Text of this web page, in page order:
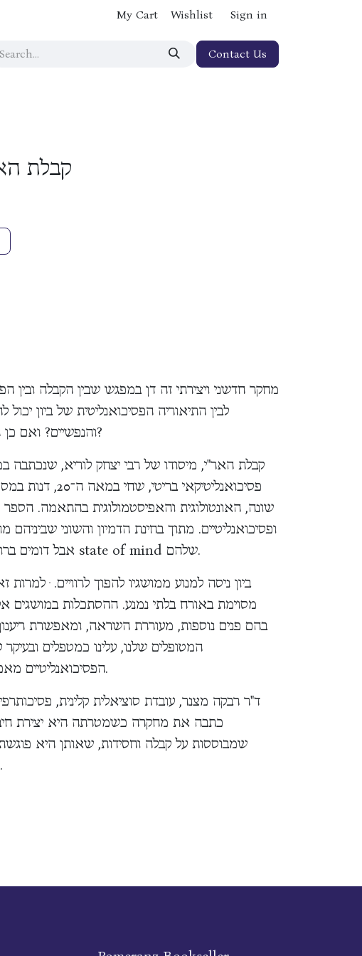
My Cart Wishlist Sign in
Contact Us
קבלת
מחקר חדשני ויצירתי זה דן במפגש שבין הקבלה ובין
לבין התיאוריה הפסיכואנליטית של ביון
והנפשיים? ואם כן האם יש לכך השלכות קליניות ויום־יומיות?
פסיכואנליטיקאי
שונה, האונטולוגית והאפיסטמולוגית בהתאמה.
ופסיכואנליטיים. מתוך בחינת הדמיון והשוני
אבל דומים ברוח הדברים או במונחים פסיכואנליטיים ב־ state of mind שלהם.
ביון ניסה למנוע ממושגיו להפוך לרוויים.
מסוימת באורח בלתי נמנע. ההסתכלות
בהם פנים נוספות, מעוררת השראה, ומאפשרת
המטופלים שלנו, עלינו כמטפלים
הפסיכואנליטיים מאפשרת התבוננות נוספת במושגים הקבליים.
ד"ר רבקה מצנר, עובדת סוציאלית קלינית,
כתבה את מחקרה כשמטרתה היא יצירת
שמבוססות על קבלה וחסידות, שאותן היא פוגשת
הפסיכואנליטית של וילפרד ביון וממשיכיו.